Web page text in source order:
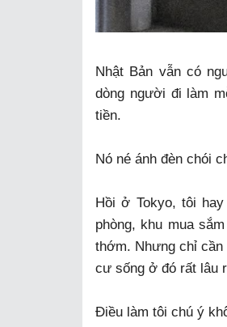
Nhật Bản vẫn có
dòng người đi làm
tiền.
Nó né ánh đèn chói
Hồi ở Tokyo, tôi
phòng, khu mua
thớm. Nhưng chỉ
cư sống ở đó rất lâu
Điều làm tôi chú ý